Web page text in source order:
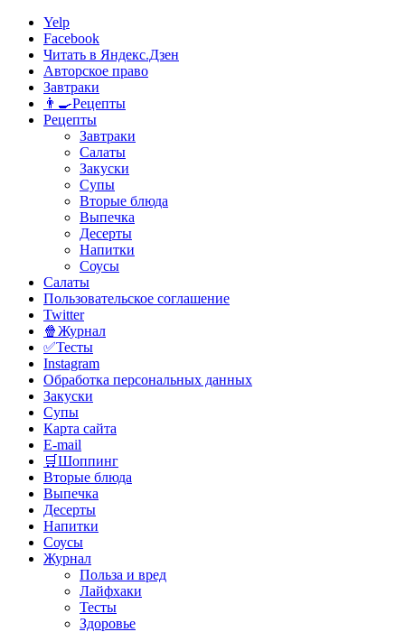
Yelp
Facebook
Читать в Яндекс.Дзен
Авторское право
Завтраки
👨‍🍳Рецепты
Рецепты
Завтраки
Салаты
Закуски
Супы
Вторые блюда
Выпечка
Десерты
Напитки
Соусы
Салаты
Пользовательское соглашение
Twitter
🍿Журнал
✅Тесты
Instagram
Обработка персональных данных
Закуски
Супы
Карта сайта
E-mail
🛒Шоппинг
Вторые блюда
Выпечка
Десерты
Напитки
Соусы
Журнал
Польза и вред
Лайфхаки
Тесты
Здоровье